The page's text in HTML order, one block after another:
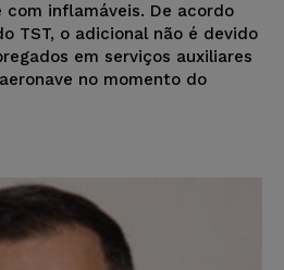
com inflamáveis. De acordo
TST, o adicional não é devido
em serviços auxiliares
no momento do